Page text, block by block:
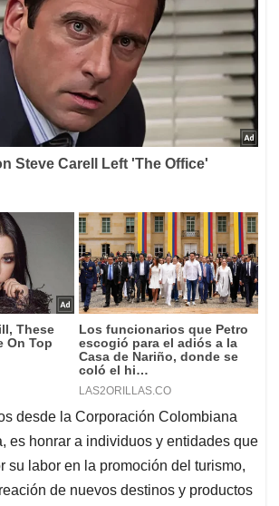
desde la Corporación Colombiana
es honrar a individuos y entidades que
su labor en la promoción del turismo,
de nuevos destinos y productos